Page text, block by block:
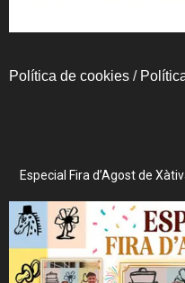
Política de cookies /
Especial Fira d’Agost de